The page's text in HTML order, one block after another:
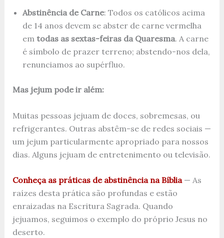
Abstinência de Carne: Todos os católicos acima
de 14 anos devem se abster de carne vermelha
em todas as sextas-feiras da Quaresma. A carne
é símbolo de prazer terreno; abstendo-nos dela,
renunciamos ao supérfluo.
Mas jejum pode ir além:
Muitas pessoas jejuam de doces, sobremesas, ou
refrigerantes. Outras abstêm-se de redes sociais —
um jejum particularmente apropriado para nossos
dias. Alguns jejuam de entretenimento ou televisão.
Conheça as práticas de abstinência na Bíblia— As
raízes desta prática são profundas e estão
enraizadas na Escritura Sagrada. Quando
jejuamos, seguimos o exemplo do próprio Jesus no
deserto.